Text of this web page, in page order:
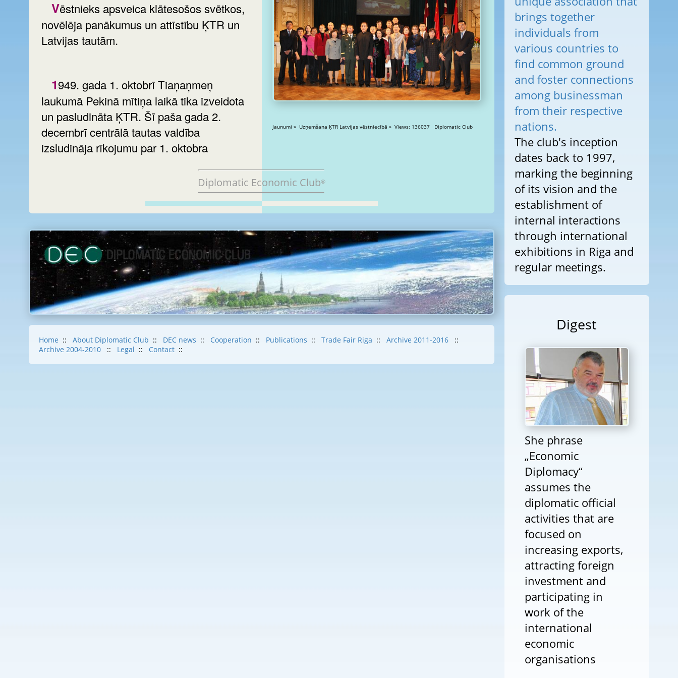
Vēstnieks apsveica klātesošos svētkos,
novēlēja panākumus un attīstību ĶTR un
Latvijas tautām.
1949. gada 1. oktobrī Tiaņaņmeņ
laukumā Pekinā mītiņa laikā tika izveidota
un pasludināta ĶTR. Šī paša gada 2.
decembrī centrālā tautas valdība
izsludināja rīkojumu par 1. oktobra
Jaunumi » Uzņemšana ĶTR Latvijas vēstniecībā » Views: 136037 Diplomatic Club
Diplomatic Economic Club®
Home :: About Diplomatic Club :: DEC news :: Cooperation :: Publications :: Trade Fair Riga :: Archive 2011-2016
::
Archive 2004-2010
:: Legal :: Contact ::
brings together
individuals from
various countries to
find common ground
and foster connections
among businessman
from their respective
nations.
The club's inception
dates back to 1997,
marking the beginning
of its vision and the
establishment of
internal interactions
through international
exhibitions in Riga and
regular meetings.
Digest
She phrase
„Economic
Diplomacy“
assumes the
diplomatic official
activities that are
focused on
increasing exports,
attracting foreign
investment and
participating in
work of the
international
economic
organisations